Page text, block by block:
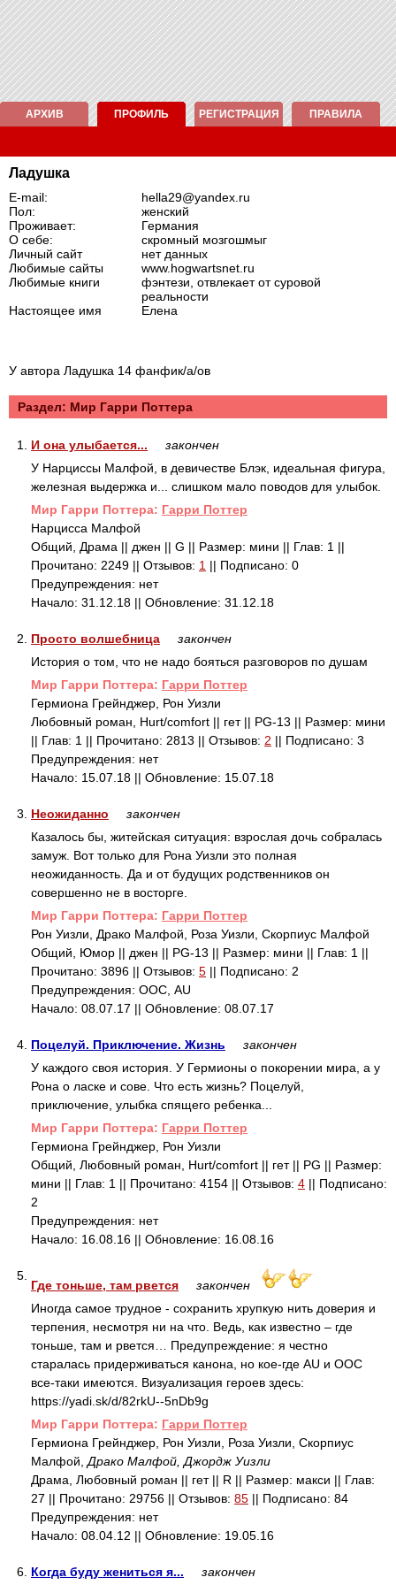
АРХИВ ПРОФИЛЬ РЕГИСТРАЦИЯ ПРАВИЛА
Ладушка
E-mail:
hella29@yandex.ru
Пол:
женский
Проживает:
Германия
О себе:
скромный мозгошмыг
Личный сайт
нет данных
Любимые сайты
www.hogwartsnet.ru
Любимые книги
фэнтези, отвлекает от суровой
реальности
Настоящее имя
Елена
У автора Ладушка 14 фанфик/а/ов
Раздел: Mир Гарри Поттера
1. И она улыбается...
закончен
У Нарциссы Малфой, в девичестве Блэк, идеальная фигура,
железная выдержка и... слишком мало поводов для улыбок.
Mир Гарри Поттера: Гарри Поттер
Нарцисса Малфой
Общий, Драма || джен || G || Размер: мини || Глав: 1 ||
Прочитано: 2249 || Отзывов: 1 || Подписано: 0
Предупреждения: нет
Начало: 31.12.18 || Обновление: 31.12.18
2. Просто волшебница
закончен
История о том, что не надо бояться разговоров по душам
Mир Гарри Поттера: Гарри Поттер
Гермиона Грейнджер, Рон Уизли
Любовный роман, Hurt/comfort || гет || PG-13 || Размер: мини
|| Глав: 1 || Прочитано: 2813 || Отзывов: 2 || Подписано: 3
Предупреждения: нет
Начало: 15.07.18 || Обновление: 15.07.18
3. Неожиданно
закончен
Казалось бы, житейская ситуация: взрослая дочь собралась
замуж. Вот только для Рона Уизли это полная
неожиданность. Да и от будущих родственников он
совершенно не в восторге.
Mир Гарри Поттера: Гарри Поттер
Рон Уизли, Драко Малфой, Роза Уизли, Скорпиус Малфой
Общий, Юмор || джен || PG-13 || Размер: мини || Глав: 1 ||
Прочитано: 3896 || Отзывов: 5 || Подписано: 2
Предупреждения: ООС, AU
Начало: 08.07.17 || Обновление: 08.07.17
4. Поцелуй. Приключение. Жизнь
закончен
У каждого своя история. У Гермионы о покорении мира, а у
Рона о ласке и сове. Что есть жизнь? Поцелуй,
приключение, улыбка спящего ребенка...
Mир Гарри Поттера: Гарри Поттер
Гермиона Грейнджер, Рон Уизли
Общий, Любовный роман, Hurt/comfort || гет || PG || Размер:
мини || Глав: 1 || Прочитано: 4154 || Отзывов: 4 || Подписано:
2
Предупреждения: нет
Начало: 16.08.16 || Обновление: 16.08.16
5.
Где тоньше, там рвется
закончен
Иногда самое трудное - сохранить хрупкую нить доверия и
терпения, несмотря ни на что. Ведь, как известно – где
тоньше, там и рвется… Предупреждение: я честно
старалась придерживаться канона, но кое-где AU и OOC
все-таки имеются. Визуализация героев здесь:
https://yadi.sk/d/82rkU--5nDb9g
Mир Гарри Поттера: Гарри Поттер
Гермиона Грейнджер, Рон Уизли, Роза Уизли, Скорпиус
Малфой, Драко Малфой, Джордж Уизли
Драма, Любовный роман || гет || R || Размер: макси || Глав:
27 || Прочитано: 29756 || Отзывов: 85 || Подписано: 84
Предупреждения: нет
Начало: 08.04.12 || Обновление: 19.05.16
6. Когда буду жениться я... закончен